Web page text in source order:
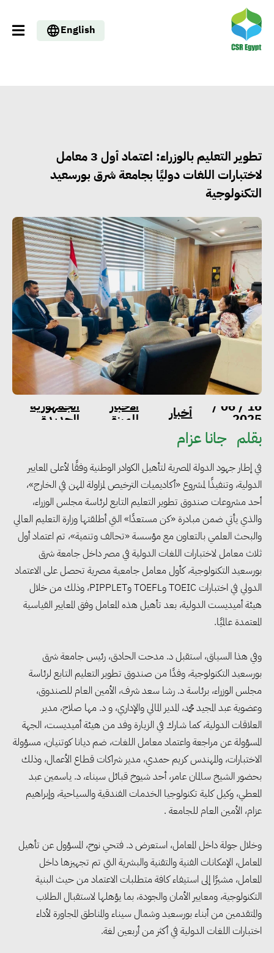
English
تطوير التعليم بالوزراء: اعتماد أول 3 معامل
لاختبارات اللغات دوليًا بجامعة شرق بورسعيد
التكنولوجية
16 / 06 /
2025 أخبار الاخبار
المميزة
الجمهورية
الجديدة
بقلم جانا عزام
في إطار جهود الدولة المصرية لتأهيل الكوادر الوطنية وفقًا لأعلى المعايير
الدولية، وتنفيذًا لمشروع «أكاديميات الترخيص لمزاولة المهن في الخارج»،
أحد مشروعات صندوق تطوير التعليم التابع لرئاسة مجلس الوزراء،
والذي يأتي ضمن مبادرة «كن مستعدًا» التي أطلقتها وزارة التعليم العالي
والبحث العلمي بالتعاون مع مؤسسة «تحالف وتنمية»، تم اعتماد أول
ثلاث معامل لاختبارات اللغات الدولية في مصر داخل جامعة شرق
بورسعيد التكنولوجية، كأول معامل جامعية مصرية تحصل على الاعتماد
الدولي في اختبارات TOEIC وTOEFL وPIPPLET، وذلك من خلال
هيئة أميديست الدولية، بعد تأهيل هذه المعامل وفق المعايير القياسية
المعتمدة عالميًا.
وفي هذا السياق، استقبل د. مدحت الحادق، رئيس جامعة شرق
بورسعيد التكنولوجية، وفدًا من صندوق تطوير التعليم التابع لرئاسة
مجلس الوزراء، برئاسة د. رشا سعد شرف، الأمين العام للصندوق،
وعضوية عبد المجيد محمد، المدير المالي والإداري، و د. مها صلاح، مدير
العلاقات الدولية، كما شارك في الزيارة وفد من هيئة أميديست، الجهة
المسؤولة عن مراجعة واعتماد معامل اللغات، ضم ديانا كوتنيان، مسؤولة
الاختبارات، والمهندس كريم حمدي، مدير شراكات قطاع الأعمال، وذلك
بحضور الشيخ سالمان عامر، أحد شيوخ قبائل سيناء، د. ياسمين عبد
المعطي، وكيل كلية تكنولوجيا الخدمات الفندقية والسياحية، وإبراهيم
عزام، الأمين العام للجامعة .
وخلال جولة داخل المعامل، استعرض د. فتحي نوح، المسؤول عن تأهيل
المعامل، الإمكانات الفنية والتقنية والبشرية التي تم تجهيزها داخل
المعامل، مشيرًا إلى استيفاء كافة متطلبات الاعتماد من حيث البنية
التكنولوجية، ومعايير الأمان والجودة، بما يؤهلها لاستقبال الطلاب
والمتقدمين من أبناء بورسعيد وشمال سيناء والمناطق المجاورة لأداء
اختبارات اللغات الدولية في أكثر من أربعين لغة.